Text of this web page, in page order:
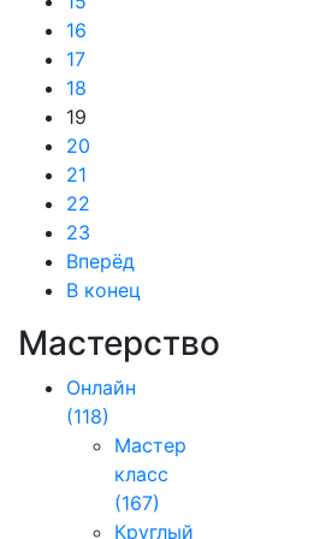
16
17
18
19
20
21
22
23
Вперёд
В конец
Мастерство
Онлайн
(118)
Мастер
класс
(167)
Круглый